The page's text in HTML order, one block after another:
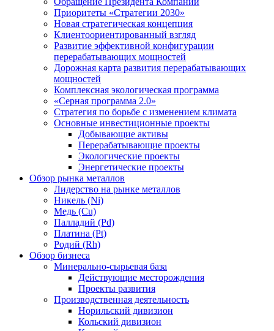
Приоритеты «Стратегии 2030»
Новая стратегическая концепция
Клиентоориентированный взгляд
Развитие эффективной конфигурации
перерабатывающих мощностей
Дорожная карта развития перерабатывающих
мощностей
Комплексная экологическая программа
«Серная программа 2.0»
Стратегия по борьбе с изменением климата
Основные инвестиционные проекты
Добывающие активы
Перерабатывающие проекты
Экологические проекты
Энергетические проекты
Обзор рынка металлов
Лидерство на рынке металлов
Никель (Ni)
Медь (Cu)
Палладий (Pd)
Платина (Pt)
Родий (Rh)
Обзор бизнеса
Минерально-сырьевая база
Действующие месторождения
Проекты развития
Производственная деятельность
Норильский дивизион
Кольский дивизион